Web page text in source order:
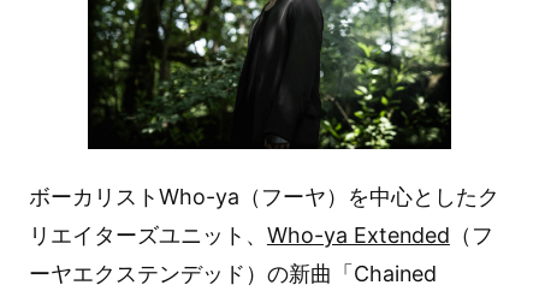
ボーカリストWho-ya（フーヤ）を中心としたク
リエイターズユニット、 Who-ya Extended （フ
ーヤエクステンデッド）の新曲「Chained